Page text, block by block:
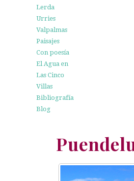
Lerda
Urries
Valpalmas
Paisajes
Con poesía
El Agua en
Las Cinco
Villas
Bibliografía
Blog